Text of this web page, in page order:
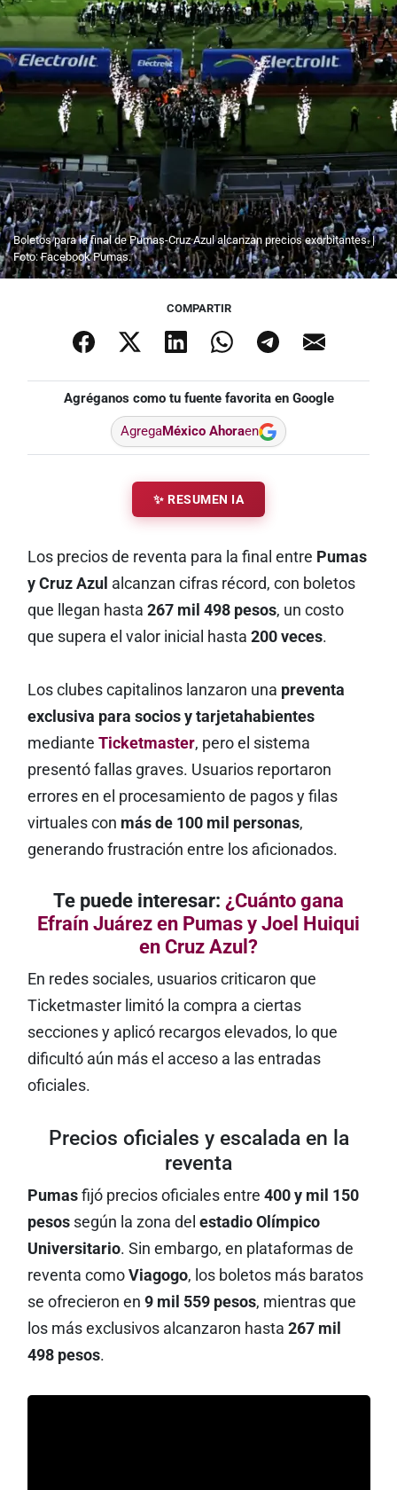
Boletos para la final de Pumas-Cruz Azul alcanzan precios exorbitantes. |
Foto: Facebook Pumas.
COMPARTIR
Agréganos como tu fuente favorita en Google
AgregaMéxico Ahoraen
✨ RESUMEN IA
Los precios de reventa para la final entre Pumas
y Cruz Azul alcanzan cifras récord, con boletos
que llegan hasta 267 mil 498 pesos, un costo
que supera el valor inicial hasta 200 veces.
Los clubes capitalinos lanzaron una preventa
exclusiva para socios y tarjetahabientes
mediante Ticketmaster, pero el sistema
presentó fallas graves. Usuarios reportaron
errores en el procesamiento de pagos y filas
virtuales con más de 100 mil personas,
generando frustración entre los aficionados.
Te puede interesar: ¿Cuánto gana
Efraín Juárez en Pumas y Joel Huiqui
en Cruz Azul?
En redes sociales, usuarios criticaron que
Ticketmaster limitó la compra a ciertas
secciones y aplicó recargos elevados, lo que
dificultó aún más el acceso a las entradas
oficiales.
Precios oficiales y escalada en la
reventa
Pumas fijó precios oficiales entre 400 y mil 150
pesossegún la zona del estadio Olímpico
Universitario. Sin embargo, en plataformas de
reventa como Viagogo, los boletos más baratos
se ofrecieron en 9 mil 559 pesos, mientras que
los más exclusivos alcanzaron hasta 267 mil
498 pesos.